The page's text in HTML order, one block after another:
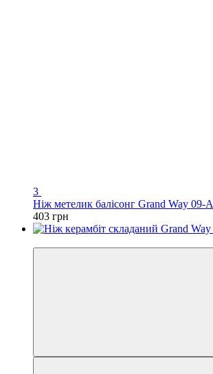
3
Ніж метелик балісонг Grand Way 09-A
403 грн